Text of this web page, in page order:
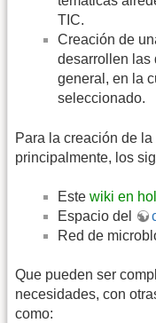
TIC.
Creación de
desarrollen las
general, en la
seleccionado.
Para la creación de
principalmente, los
Este wiki en
Espacio del
Red de
Que pueden ser
necesidades, con
como: